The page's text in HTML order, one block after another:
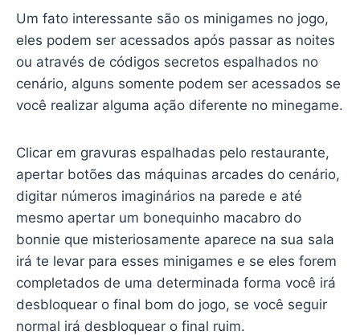
Um fato interessante são os minigames no jogo,
eles podem ser acessados após passar as noites
ou através de códigos secretos espalhados no
cenário, alguns somente podem ser acessados se
você realizar alguma ação diferente no minegame.
Clicar em gravuras espalhadas pelo restaurante,
apertar botões das máquinas arcades do cenário,
digitar números imaginários na parede e até
mesmo apertar um bonequinho macabro do
bonnie que misteriosamente aparece na sua sala
irá te levar para esses minigames e se eles forem
completados de uma determinada forma você irá
desbloquear o final bom do jogo, se você seguir
normal irá desbloquear o final ruim.